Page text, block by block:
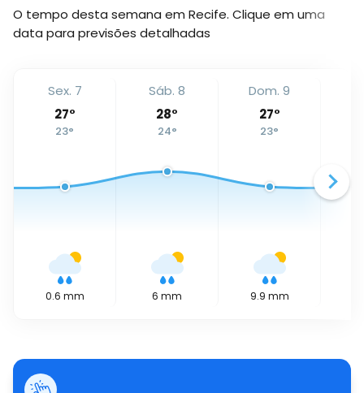
O tempo desta semana em Recife. Clique em uma
data para previsões detalhadas
Sex. 7
27°
23°
0.6 mm
Sáb. 8
28°
24°
6 mm
Dom. 9
27°
23°
9.9 mm